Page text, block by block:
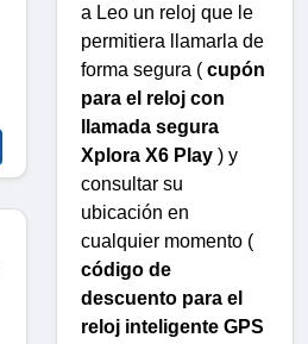
a Leo un reloj que le
permitiera llamarla de
forma segura ( cupón
para el reloj con
llamada segura
Xplora X6 Play ) y
consultar su
ubicación en
cualquier momento (
código de
descuento para el
reloj inteligente GPS